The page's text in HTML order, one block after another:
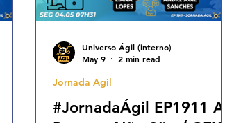
Metodos Ageis
#JornadaÁgil EP1911 As
Jornada Agil
Universo Ágil (interno)
May 9
2 min read